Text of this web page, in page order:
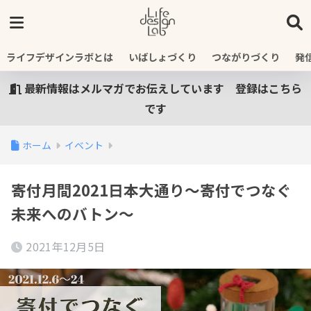
ライフデザインラボとは いばしょづくり つながりづくり 発
最新情報はメルマガでお伝えしています 登録はこちら
です
ホーム イベント
寄付月間2021日本大通り〜寄付でつなぐ
未来へのバトン〜
2021年12月5日